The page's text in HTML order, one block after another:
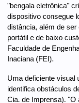
"bengala eletrônica"
dispositivo consegue
distância, além de
portátil e de baixo
Faculdade de
Inaciana (FEI).
Uma deficiente visual
identifica obstáculos
Cia. de Imprensa). "O